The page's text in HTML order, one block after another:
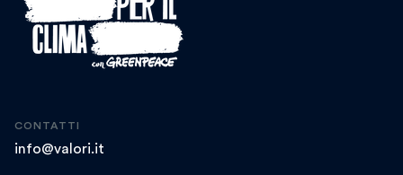
CONTATTI
info@valori.it